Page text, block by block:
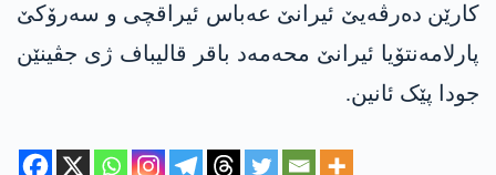
کارێن دەرڤەیێ ئیرانێ عەباس ئیراقچی و سەرۆکێ
پارلامەنتۆیا ئیرانێ محەمەد باقر قالیباف ژی جڤینێن
جودا پێک ئانین.